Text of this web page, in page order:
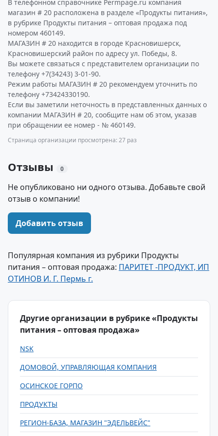
В телефонном справочнике Permpage.ru компания
магазин # 20 расположена в разделе «Продукты питания»,
в рубрике Продукты питания – оптовая продажа под
номером 460149.
МАГАЗИН # 20 находится в городе Красновишерск,
Красновишерский район по адресу ул. Победы, 8.
Вы можете связаться с представителем организации по
телефону +7(34243) 3-01-90.
Режим работы МАГАЗИН # 20 рекомендуем уточнить по
телефону +73424330190.
Если вы заметили неточность в представленных данных о
компании МАГАЗИН # 20, сообщите нам об этом, указав
при обращении ее номер - № 460149.
Страница организации просмотрена: 27 раз
Отзывы 0
Не опубликовано ни одного отзыва. Добавьте свой
отзыв о компании!
Добавить отзыв
Популярная компания из рубрики Продукты
питания – оптовая продажа: ПАРИТЕТ -ПРОДУКТ, ИП
ОТИНОВ И. Г. Пермь г.
Другие организации в рубрике «Продукты
питания – оптовая продажа»
NSK
ДОМОВОЙ, УПРАВЛЯЮЩАЯ КОМПАНИЯ
ОСИНСКОЕ ГОРПО
ПРОДУКТЫ
РЕГИОН-БАЗА, МАГАЗИН "ЭДЕЛЬВЕЙС"